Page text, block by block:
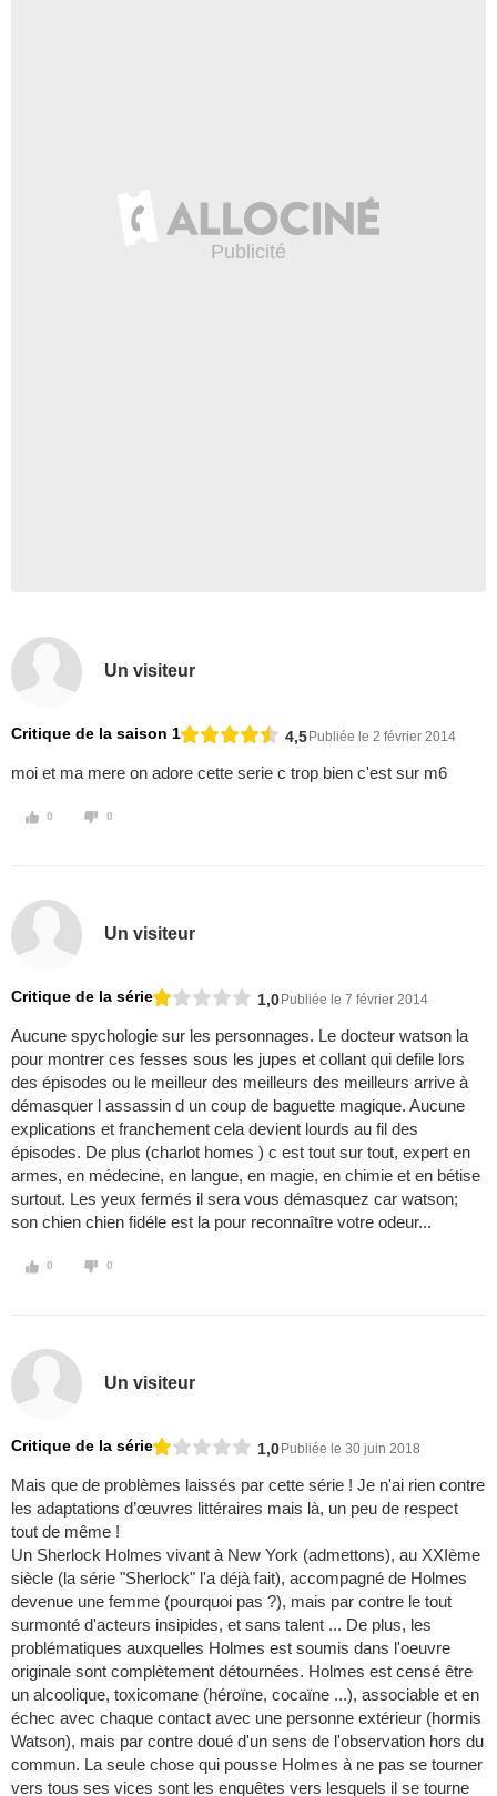
Un visiteur
Critique de la saison 1 4,5Publiée le 2 février 2014
moi et ma mere on adore cette serie c trop bien c'est sur m6
0 0
Un visiteur
Critique de la série 1,0Publiée le 7 février 2014
Aucune spychologie sur les personnages. Le docteur watson la
pour montrer ces fesses sous les jupes et collant qui defile lors
des épisodes ou le meilleur des meilleurs des meilleurs arrive à
démasquer l assassin d un coup de baguette magique. Aucune
explications et franchement cela devient lourds au fil des
épisodes. De plus (charlot homes ) c est tout sur tout, expert en
armes, en médecine, en langue, en magie, en chimie et en bétise
surtout. Les yeux fermés il sera vous démasquez car watson;
son chien chien fidéle est la pour reconnaître votre odeur...
0 0
Un visiteur
Critique de la série 1,0Publiée le 30 juin 2018
Mais que de problèmes laissés par cette série ! Je n'ai rien contre
les adaptations d’œuvres littéraires mais là, un peu de respect
tout de même !
Un Sherlock Holmes vivant à New York (admettons), au XXIème
siècle (la série "Sherlock" l'a déjà fait), accompagné de Holmes
devenue une femme (pourquoi pas ?), mais par contre le tout
surmonté d'acteurs insipides, et sans talent ... De plus, les
problématiques auxquelles Holmes est soumis dans l'oeuvre
originale sont complètement détournées. Holmes est censé être
un alcoolique, toxicomane (héroïne, cocaïne ...), associable et en
échec avec chaque contact avec une personne extérieur (hormis
Watson), mais par contre doué d'un sens de l'observation hors du
commun. La seule chose qui pousse Holmes à ne pas se tourner
vers tous ses vices sont les enquêtes vers lesquels il se tourne